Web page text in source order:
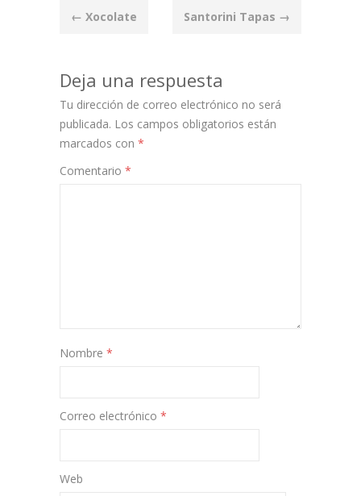
Post
← Xocolate Santorini Tapas →
Deja una respuesta
Tu dirección de correo electrónico no será
publicada. Los campos obligatorios están
marcados con *
Comentario *
Nombre *
Correo electrónico *
Web